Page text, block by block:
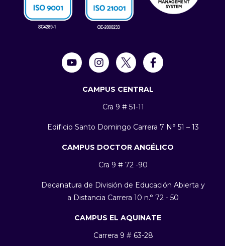
CAMPUS CENTRAL
Cra 9 # 51-11
Edificio Santo Domingo Carrera 7 N° 51 – 13
CAMPUS DOCTOR ANGÉLICO
Cra 9 # 72 -90
Decanatura de División de Educación Abierta y
a Distancia Carrera 10 n.° 72 - 50
CAMPUS EL AQUINATE
Carrera 9 # 63-28